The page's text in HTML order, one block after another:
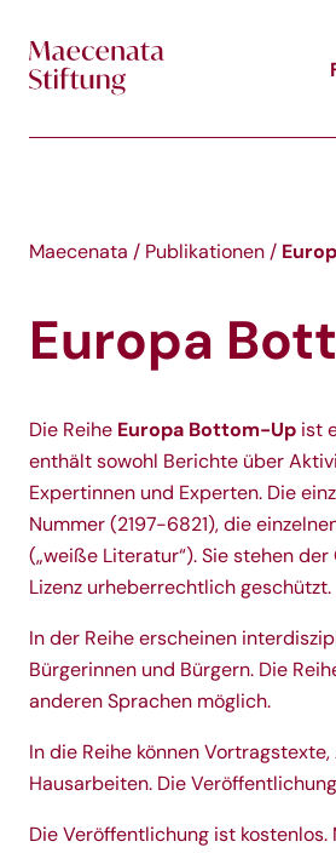
Maecenata / Publikationen /
Europa
Die Reihe Europa Bottom-Up ist
enthält sowohl Berichte über
Expertinnen und Experten. Die
Nummer (2197-6821), die
(„weiße Literatur“). Sie stehen
Lizenz urheberrechtlich geschützt.
In der Reihe erscheinen
Bürgerinnen und Bürgern. Die
anderen Sprachen möglich.
In die Reihe können
Hausarbeiten. Die
Die Veröffentlichung ist